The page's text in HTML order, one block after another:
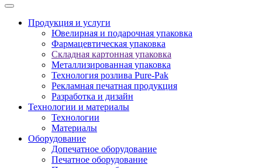
Продукция и услуги
Ювелирная и подарочная упаковка
Фармацевтическая упаковка
Складная картонная упаковка
Металлизированная упаковка
Технология розлива Pure-Pak
Рекламная печатная продукция
Разработка и дизайн
Технологии и материалы
Технологии
Материалы
Оборудование
Допечатное оборудование
Печатное оборудование